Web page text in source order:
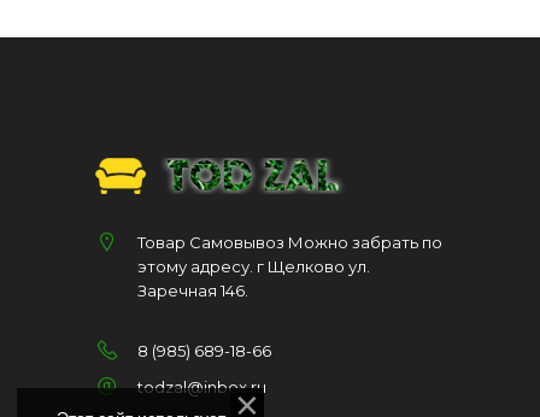
Товар Самовывоз Можно забрать по
этому адресу. г Щелково ул.
Заречная 146.
8 (985) 689-18-66
todzal@inbox.ru